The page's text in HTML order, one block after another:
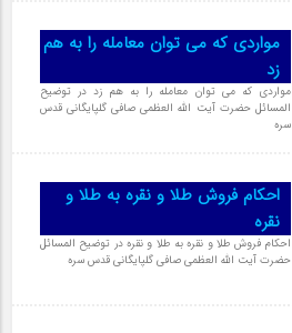
مواردى که می توان معامله را به هم
زد
مواردى که می توان معامله را به هم زد در توضیح
المسائل حضرت آیت الله العظمی صافی گلپایگانی قدس
سره
احکام فروش طلا و نقره به طلا و
نقره
احکام فروش طلا و نقره به طلا و نقره در توضیح المسائل
حضرت آیت الله العظمی صافی گلپایگانی قدس سره